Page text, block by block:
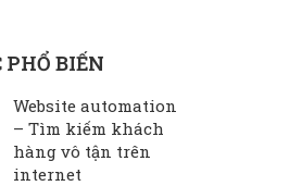
PHỔ BIẾN
Website automation
– Tìm kiếm khách
hàng vô tận trên
internet